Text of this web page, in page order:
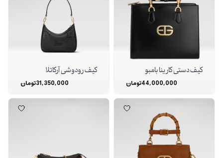
کیف دستی کارینا بامبو
44,000,000تومان
کیف رودوشی آرکاتلا
31,350,000تومان